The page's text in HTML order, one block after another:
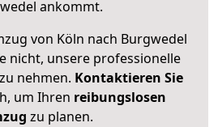
ankommt.
von Köln nach Burgwedel
nicht, unsere professionelle
nehmen. Kontaktieren Sie
um Ihren reibungslosen
zu planen.